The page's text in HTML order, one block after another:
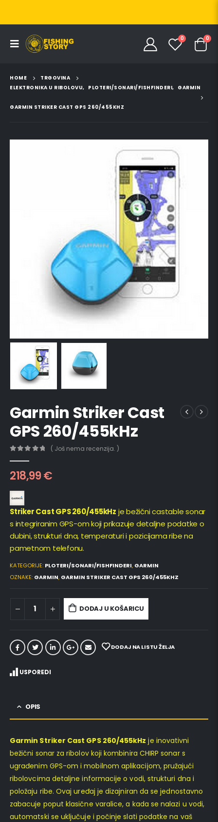
0 0
HOME
TRGOVINA
ELEKTRONIKA U RIBOLOVU, PLOTERI/SONARI/FISHFINDERI, GARMIN
GARMIN STRIKER CAST GPS 260/455KHZ
Garmin Striker Cast
GPS 260/455kHz
( Još nema recenzija. )
218,99€
Striker Cast GPS 260/455kHz je bežični castable sonar
s integriranim GPS-om koji prikazuje detaljne podatke o
dubini, strukturi dna, temperaturi i pozicijama ribe na
pametnom telefonu.
KATEGORIJE: PLOTERI/SONARI/FISHFINDERI, GARMIN
OZNAKE: GARMIN, GARMIN STRIKER CAST GPS 260/455KHZ
DODAJ U KOŠARICU
DODAJ NA LISTU ŽELJA
USPOREDI
OPIS
Garmin Striker Cast GPS260/455kHz je inovativni
bežični sonar za ribolov koji kombinira CHIRP sonar s
ugrađenim GPS-om i mobilnom aplikacijom, pružajući
ribolovcima detaljne informacije o vodi, strukturi dna i
položaju ribe. Ovaj uređaj je dizajniran da se jednostavno
zabacuje poput klasične varalice, a kada se nalazi u vodi,
automatski se uključuje i počinje slati podatke na vaš